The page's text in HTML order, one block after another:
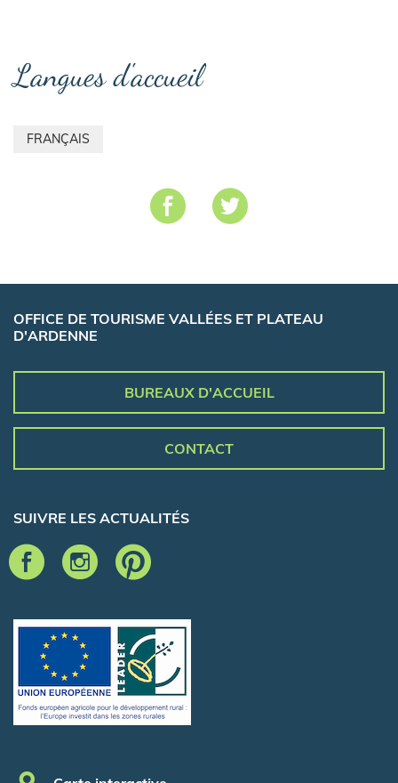
Langues d'accueil
FRANÇAIS
OFFICE DE TOURISME VALLÉES ET PLATEAU
D'ARDENNE
BUREAUX D'ACCUEIL
CONTACT
SUIVRE LES ACTUALITÉS